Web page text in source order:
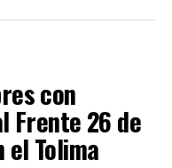
con
Frente 26 de
el Tolima